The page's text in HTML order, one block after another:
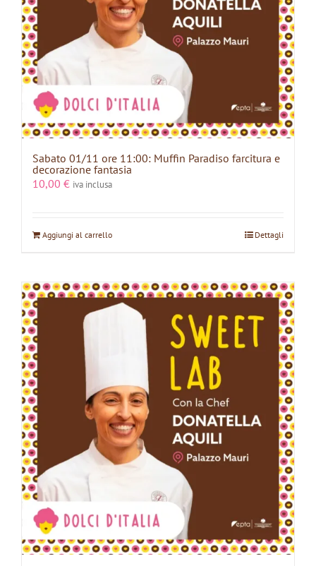
Sabato 01/11 ore 11:00: Muffin Paradiso farcitura e
decorazione fantasia
10,00 € iva inclusa
Aggiungi al carrello Dettagli